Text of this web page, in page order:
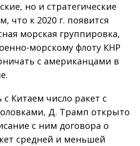
но и стратегические
что к 2020 г. появится
морская группировка,
морскому флоту КНР
с американцами в
Китаем число ракет с
Д. Трамп открыто
с ним договора о
средней и меньшей